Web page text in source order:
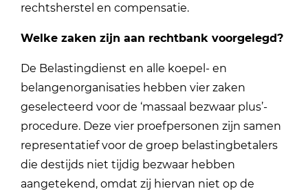
rechtsherstel en compensatie.
Welke zaken zijn aan rechtbank voorgelegd?
De Belastingdienst en alle koepel- en
belangenorganisaties hebben vier zaken
geselecteerd voor de ‘massaal bezwaar plus’-
procedure. Deze vier proefpersonen zijn samen
representatief voor de groep belastingbetalers
die destijds niet tijdig bezwaar hebben
aangetekend, omdat zij hiervan niet op de